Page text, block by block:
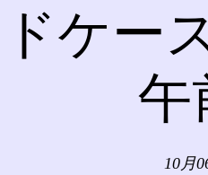
ケー
午
10月